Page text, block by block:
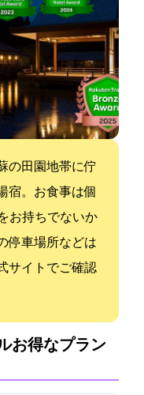
蘇の田園地帯に佇
宿。お食事は個
お持ちでないか
停車場所などは
サイトでご確認
:お得なプラン